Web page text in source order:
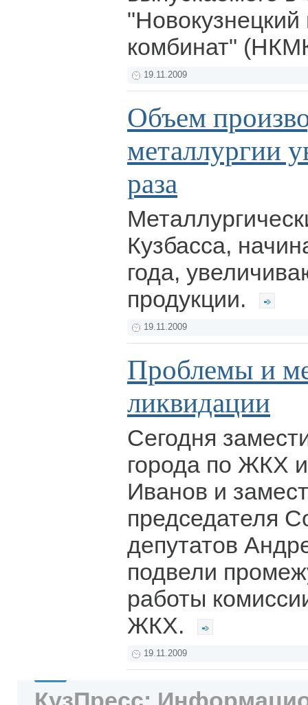
"Новокузнецкий
комбинат"
19.11.2009
Объем
металлургии
раза
Кузбасса,
года,
продукции.
19.11.2009
Проблемы и
ликвидации
Сегодня
города по ЖКХ
Иванов и
председателя
депутатов
подвели
работы
ЖКХ.
19.11.2009